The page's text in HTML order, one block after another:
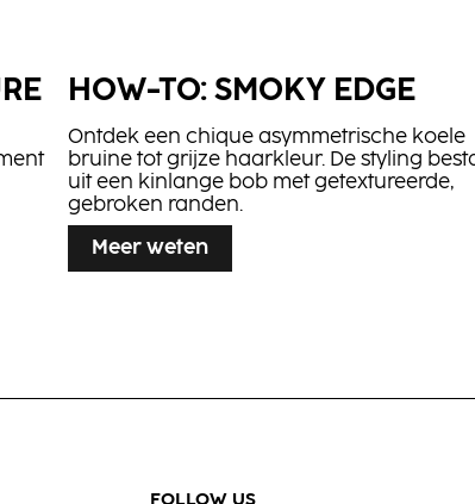
Strong Mousse
Volume &
Blow-Dry
Spray
HOW-TO: SMOKY EDGE
Ontdek een chique asymmetrische koele
bruine tot grijze haarkleur. De styling
uit een kinlange bob met getextureerde,
gebroken randen.
Meer weten